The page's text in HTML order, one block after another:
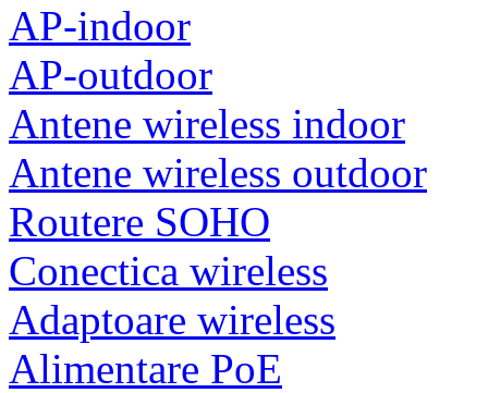
AP-indoor
AP-outdoor
Antene wireless indoor
Antene wireless outdoor
Routere SOHO
Conectica wireless
Adaptoare wireless
Alimentare PoE